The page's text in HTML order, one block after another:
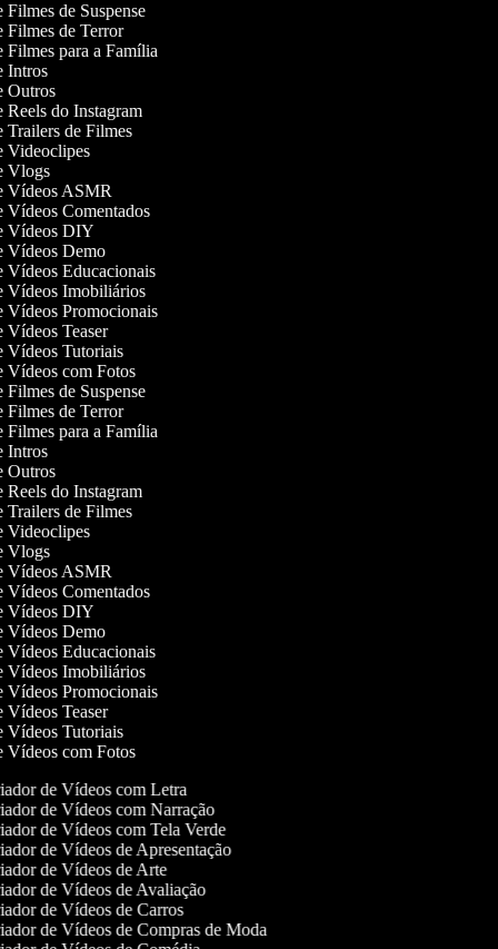
Filmes de Suspense
Filmes de Terror
Filmes para a Família
Intros
Outros
Reels do Instagram
Trailers de Filmes
Videoclipes
Vlogs
Vídeos ASMR
Vídeos Comentados
Vídeos DIY
Vídeos Demo
Vídeos Educacionais
Vídeos Imobiliários
Vídeos Promocionais
Vídeos Teaser
Vídeos Tutoriais
Vídeos com Fotos
Filmes de Suspense
Filmes de Terror
Filmes para a Família
Intros
Outros
Reels do Instagram
Trailers de Filmes
Videoclipes
Vlogs
Vídeos ASMR
Vídeos Comentados
Vídeos DIY
Vídeos Demo
Vídeos Educacionais
Vídeos Imobiliários
Vídeos Promocionais
Vídeos Teaser
Vídeos Tutoriais
Vídeos com Fotos
de Vídeos com Letra
de Vídeos com Narração
de Vídeos com Tela Verde
de Vídeos de Apresentação
de Vídeos de Arte
de Vídeos de Avaliação
de Vídeos de Carros
de Vídeos de Compras de Moda